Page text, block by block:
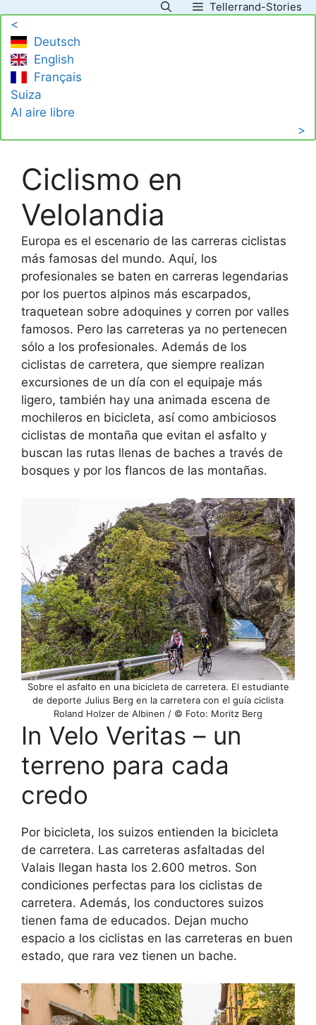
contenido
Tellerrand-Stories
<
Deutsch
English
Français
Suiza
Al aire libre
>
Ciclismo en
Velolandia
Europa es el escenario de las carreras ciclistas
más famosas del mundo. Aquí, los
profesionales se baten en carreras legendarias
por los puertos alpinos más escarpados,
traquetean sobre adoquines y corren por valles
famosos. Pero las carreteras ya no pertenecen
sólo a los profesionales. Además de los
ciclistas de carretera, que siempre realizan
excursiones de un día con el equipaje más
ligero, también hay una animada escena de
mochileros en bicicleta, así como ambiciosos
ciclistas de montaña que evitan el asfalto y
buscan las rutas llenas de baches a través de
bosques y por los flancos de las montañas.
Sobre el asfalto en una bicicleta de carretera. El estudiante
de deporte Julius Berg en la carretera con el guía ciclista
Roland Holzer de Albinen / © Foto: Moritz Berg
In Velo Veritas – un
terreno para cada
credo
Por bicicleta, los suizos entienden la bicicleta
de carretera. Las carreteras asfaltadas del
Valais llegan hasta los 2.600 metros. Son
condiciones perfectas para los ciclistas de
carretera. Además, los conductores suizos
tienen fama de educados. Dejan mucho
espacio a los ciclistas en las carreteras en buen
estado, que rara vez tienen un bache.